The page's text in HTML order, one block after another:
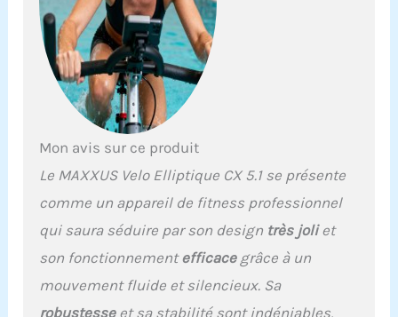
d'entraînement fixes,
mesure du pouls de
récupération,
4 programmes piloté par
la fréquence cardiaque,
Poids maximal de
l'utilisateur : 160 kg.
Masse d'inertie : 24 kg.
Longueur de foulée : env.
54 cm. Distance de
pédale : env. 70 mm.
Hauteur de pédale : env.
290 mm.
Mon avis sur ce produit
Le MAXXUS Velo Elliptique CX 5.1 se présente
comme un appareil de fitness professionnel
qui saura séduire par son design très joliet
son fonctionnementefficacegrâce à un
mouvement fluide et silencieux. Sa
robustesseet sa stabilité sont indéniables,